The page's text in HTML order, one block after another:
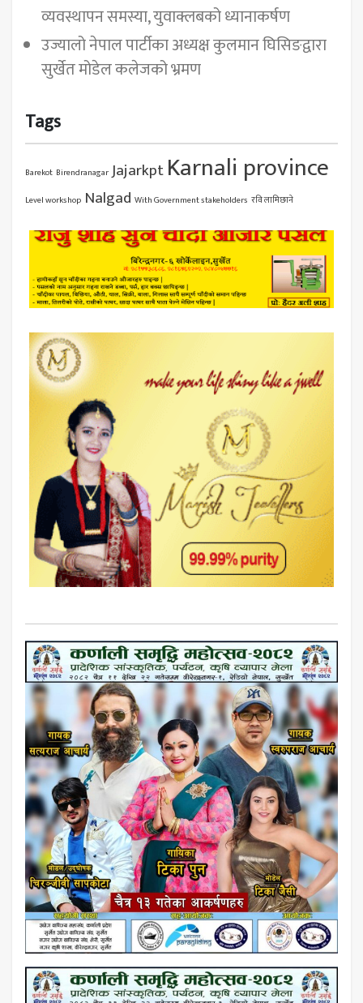
व्यवस्थापन समस्या, युवाक्लबको ध्यानाकर्षण
उज्यालो नेपाल पार्टीका अध्यक्ष कुलमान घिसिङद्वारा
सुर्खेत मोडेल कलेजको भ्रमण
Tags
Barekot Birendranagar JajarkptKarnali province
Level workshop Nalgad With Government stakeholders रवि लामिछाने